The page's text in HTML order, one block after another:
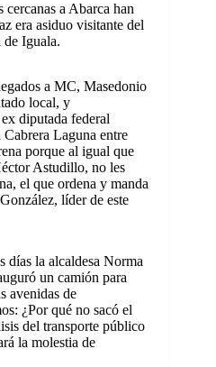
a Abarca han
era asiduo visitante del
de Iguala.
a MC, Masedonio
local, y
diputada federal
Laguna entre
porque al igual que
Astudillo, no les
el que ordena y manda
líder de este
días la alcaldesa Norma
un camión para
avenidas de
¿Por qué no sacó el
del transporte público
la molestia de